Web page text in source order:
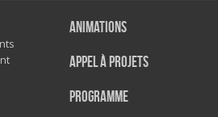
Animations
Appel à projets
Programme